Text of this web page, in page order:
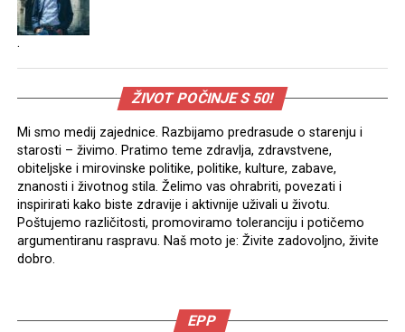
.
ŽIVOT POČINJE S 50!
Mi smo medij zajednice. Razbijamo predrasude o starenju i
starosti – živimo. Pratimo teme zdravlja, zdravstvene,
obiteljske i mirovinske politike, politike, kulture, zabave,
znanosti i životnog stila. Želimo vas ohrabriti, povezati i
inspirirati kako biste zdravije i aktivnije uživali u životu.
Poštujemo različitosti, promoviramo toleranciju i potičemo
argumentiranu raspravu. Naš moto je: Živite zadovoljno, živite
dobro.
EPP